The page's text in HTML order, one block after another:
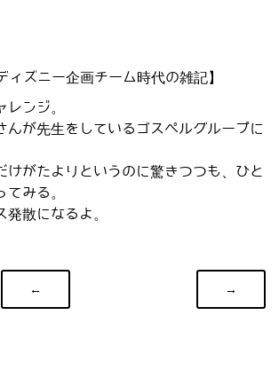
ィズニー企画チーム時代の雑記】
レンジ。
んが先生をしているゴスペルグループに
けがたよりというのに驚きつつも、ひと
てみる。
散になるよ。
← →